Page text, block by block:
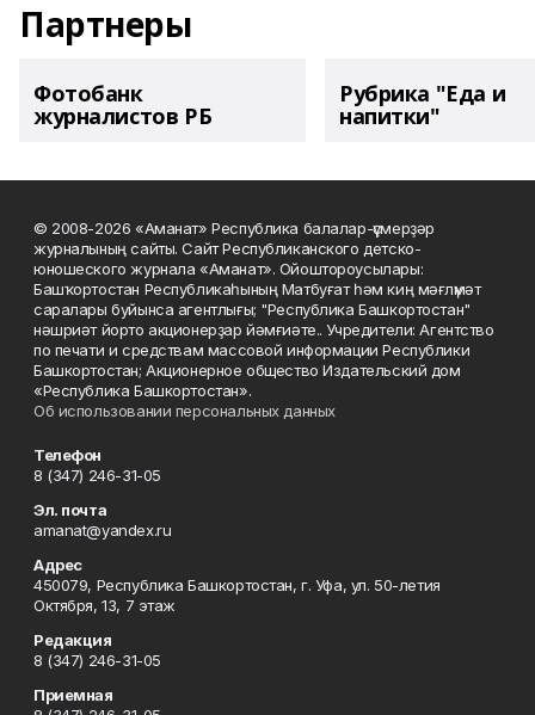
Партнеры
Фотобанк
журналистов РБ
Рубрика "Еда и
напитки"
© 2008-2026 «Аманат» Республика балалар-үҫмерҙәр
журналының сайты. Сайт Республиканского детско-
юношеского журнала «Аманат». Ойоштороусылары:
Башҡортостан Республикаһының Матбуғат һәм киң мәғлүмәт
саралары буйынса агентлығы; "Республика Башкортостан"
нәшриәт йорто акционерҙар йәмғиәте.. Учредители: Агентство
по печати и средствам массовой информации Республики
Башкортостан; Акционерное общество Издательский дом
«Республика Башкортостан».
Об использовании персональных данных
Телефон
8 (347) 246-31-05
Эл. почта
amanat@yandex.ru
Адрес
450079, Республика Башкортостан, г. Уфа, ул. 50-летия
Октября, 13, 7 этаж
Редакция
8 (347) 246-31-05
Приемная